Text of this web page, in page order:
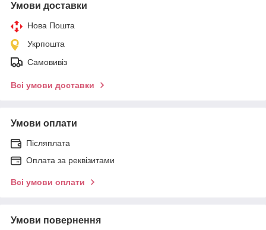
Умови доставки
Нова Пошта
Укрпошта
Самовивіз
Всі умови доставки
Умови оплати
Післяплата
Оплата за реквізитами
Всі умови оплати
Умови повернення